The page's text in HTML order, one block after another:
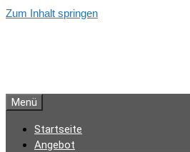
Zum Inhalt springen
Menü
Startseite
Angebot